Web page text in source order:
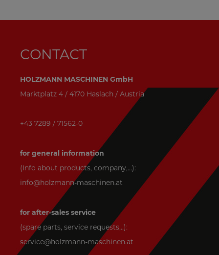
CONTACT
HOLZMANN MASCHINEN GmbH
Marktplatz 4 / 4170 Haslach / Austria
+43 7289 / 71562-0
for general information
(Info about products, company,...):
info@holzmann-maschinen.at
for after-sales service
(spare parts, service requests,..):
service@holzmann-maschinen.at